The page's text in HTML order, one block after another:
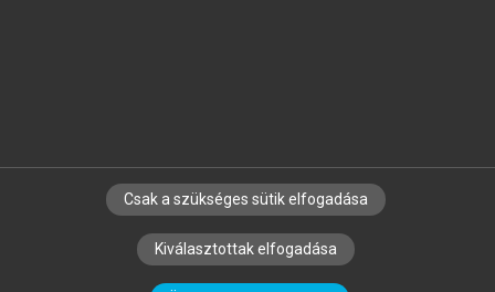
SZERZŐKNEK CÉGEKNEK KÖNYVTÁROSOKNAK
SZERKESZTÉSI ÉS LEKTORÁLÁSI ALAPELVEK
Csak a szükséges sütik elfogadása
Kiválasztottak elfogadása